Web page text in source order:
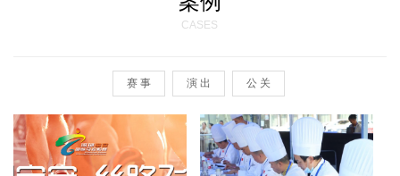
CASES
赛 事 演 出 公 关